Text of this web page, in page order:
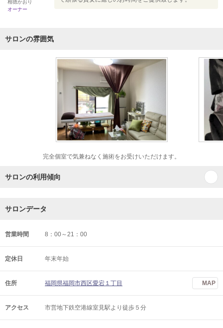
相徳かおり
オーナー
サロンの雰囲気
完全個室で気兼ねなく施術をお受けいただけます。
サロンの利用傾向
サロンデータ
営業時間 8：00～21：00
定休日 年末年始
住所 福岡県福岡市西区愛宕１丁目 MAP
アクセス 市営地下鉄空港線室見駅より徒歩５分